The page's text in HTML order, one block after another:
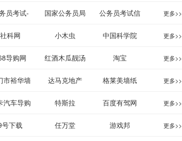
载平台 的活动线报资
源分享网站
员考试-
公教育网
国家公务员局 公务员考试信
息网
更多>>
社科网 小木虫 中国科学院 更多>>
导购网 红酒木瓜靓汤
官网
淘宝 更多>>
市裕华墙
纸
达马克地产 格莱美墙纸 更多>>
汽车导购 特斯拉 百度有驾网 更多>>
号下载 任万堂 游戏邦 更多>>